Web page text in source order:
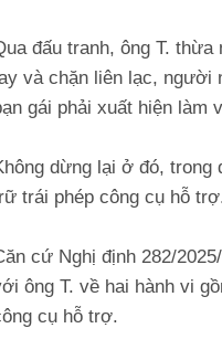
đấu tranh, ông T.
và chặn liên lạc, người
gái phải xuất hiện làm
dừng lại ở đó,
trái phép công cụ hỗ
cứ Nghị định 282/
ông T. về hai hành vi
cụ hỗ trợ.